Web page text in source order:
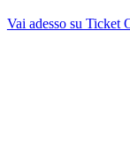
Vai adesso su Ticket